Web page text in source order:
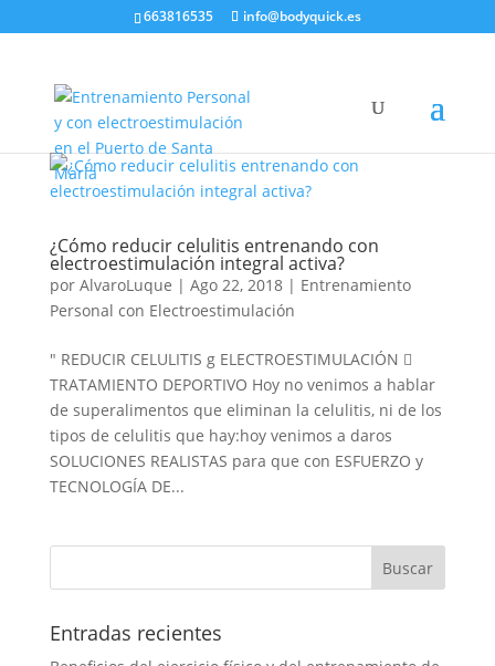
663816535 info@bodyquick.es
¿Cómo reducir celulitis entrenando con
electroestimulación integral activa?
por AlvaroLuque | Ago 22, 2018| Entrenamiento
Personal con Electroestimulación
" REDUCIR CELULITIS g ELECTROESTIMULACIÓN 
TRATAMIENTO DEPORTIVO Hoy no venimos a hablar
de superalimentos que eliminan la celulitis, ni de los
tipos de celulitis que hay:hoy venimos a daros
SOLUCIONES REALISTAS para que con ESFUERZO y
TECNOLOGÍA DE...
Entradas recientes